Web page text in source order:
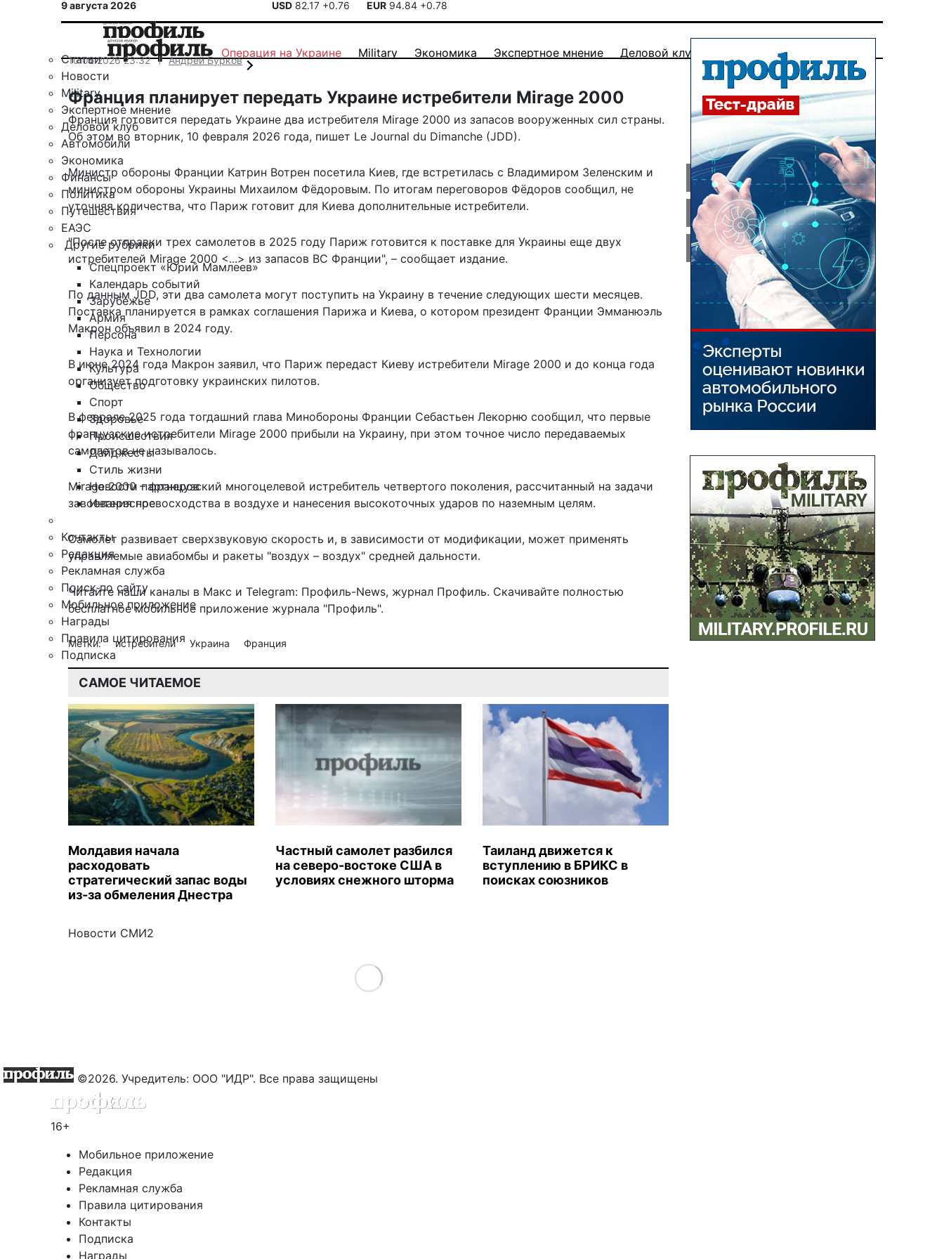
9 августа 2026 USD 82.17 +0.76 EUR 94.84 +0.78
Статьи
Новости
Military
Экспертное мнение
Деловой клуб
Автомобили
Экономика
Финансы
Политика
Путешествия
ЕАЭС
Другие рубрики
Спецпроект «Юрий Мамлеев»
Календарь событий
Зарубежье
Армия
Персона
Наука и Технологии
Культура
Общество
Спорт
Здоровье
Происшествия
Дайджесты
Стиль жизни
Новости партнеров
Интересное
Контакты
Редакция
Рекламная служба
Поиск по сайту
Мобильное приложение
Награды
Правила цитирования
Подписка
Операция на Украине Military Экономика Экспертное мнение Деловой клуб
10.02.2026 23:32 Андрей Бурков
Франция планирует передать Украине истребители Mirage 2000
Франция готовится передать Украине два истребителя Mirage 2000 из запасов вооруженных сил страны.
Об этом во вторник, 10 февраля 2026 года, пишет Le Journal du Dimanche (JDD).
Министр обороны Франции Катрин Вотрен посетила Киев, где встретилась с Владимиром Зеленским и
министром обороны Украины Михаилом Фёдоровым. По итогам переговоров Фёдоров сообщил, не
уточняя количества, что Париж готовит для Киева дополнительные истребители.
"После отправки трех самолетов в 2025 году Париж готовится к поставке для Украины еще двух
истребителей Mirage 2000 <...> из запасов ВС Франции", – сообщает издание.
По данным JDD, эти два самолета могут поступить на Украину в течение следующих шести месяцев.
Поставка планируется в рамках соглашения Парижа и Киева, о котором президент Франции Эмманюэль
Макрон объявил в 2024 году.
В июне 2024 года Макрон заявил, что Париж передаст Киеву истребители Mirage 2000 и до конца года
организует подготовку украинских пилотов.
В феврале 2025 года тогдашний глава Минобороны Франции Себастьен Лекорню сообщил, что первые
французские истребители Mirage 2000 прибыли на Украину, при этом точное число передаваемых
самолетов не называлось.
Mirage 2000 – французский многоцелевой истребитель четвертого поколения, рассчитанный на задачи
завоевания превосходства в воздухе и нанесения высокоточных ударов по наземным целям.
Самолет развивает сверхзвуковую скорость и, в зависимости от модификации, может применять
управляемые авиабомбы и ракеты "воздух – воздух" средней дальности.
Читайте наши каналы в Макс и Telegram: Профиль-News, журнал Профиль. Скачивайте полностью
бесплатное мобильное приложение журнала "Профиль".
Метки: истребители Украина Франция
САМОЕ ЧИТАЕМОЕ
Молдавия начала
расходовать
стратегический запас воды
из-за обмеления Днестра
Частный самолет разбился
на северо-востоке США в
условиях снежного шторма
Таиланд движется к
вступлению в БРИКС в
поисках союзников
Новости СМИ2
Load More
©2026. Учредитель: ООО "ИДР". Все права защищены
16+
Мобильное приложение
Редакция
Рекламная служба
Правила цитирования
Контакты
Подписка
Награды